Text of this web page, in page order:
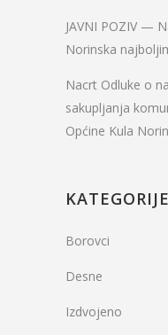
JAVNI POZIV —
Norinska
Nacrt Odluke o
sakupljanja
Općine Kula
Borovci
Desne
Izdvojeno